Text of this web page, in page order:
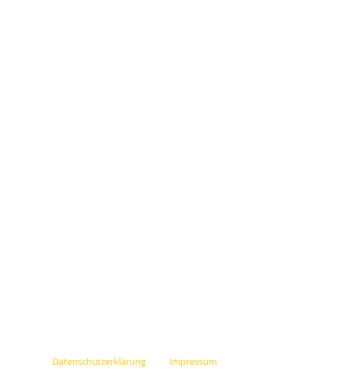
Datenschutzerklärung Impressum